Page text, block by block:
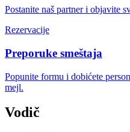
Postanite naš partner i objavite
Rezervacije
Preporuke smeštaja
Popunite formu i dobićete
mejl.
Vodič